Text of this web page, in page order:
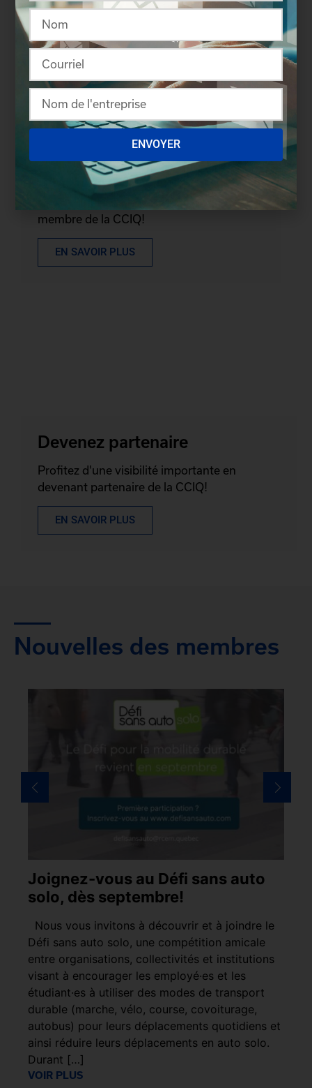
Devenez membre
Profitez des nombreux avantages d'être
membre de la CCIQ!
EN SAVOIR PLUS
Devenez partenaire
Profitez d'une visibilité importante en
devenant partenaire de la CCIQ!
EN SAVOIR PLUS
Nouvelles des membres
Joignez-vous au Défi sans auto
solo, dès septembre!
Nous vous invitons à découvrir et à joindre le
Défi sans auto solo, une compétition amicale
entre organisations, collectivités et institutions
visant à encourager les employé·es et les
étudiant·es à utiliser des modes de transport
durable (marche, vélo, course, covoiturage,
autobus) pour leurs déplacements quotidiens et
ainsi réduire leurs déplacements en auto solo.
Durant […]
VOIR PLUS
ENVOYER